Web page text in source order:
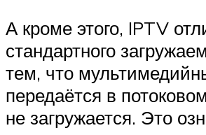
А кроме этого, IPTV
стандартного
тем, что
передаётся в
не загружается. Это